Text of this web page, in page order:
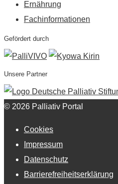
Ernährung
Fachinformationen
Gefördert durch
Unsere Partner
© 2026 Palliativ Portal
Cookies
Impressum
Datenschutz
Barrierefreiheitserklärung